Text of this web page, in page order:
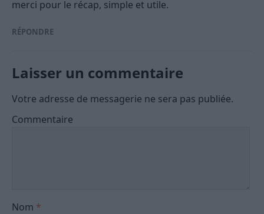
merci pour le récap, simple et utile.
RÉPONDRE
Laisser un commentaire
Votre adresse de messagerie ne sera pas publiée.
Commentaire
Nom *